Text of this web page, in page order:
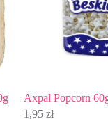
Axpal Popcorn 60g
1,95zł